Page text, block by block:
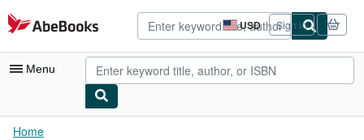
Skip to main content
AbeBooks.com USD
Site
shopping
preferences
Sign in
Menu
My Account
Home